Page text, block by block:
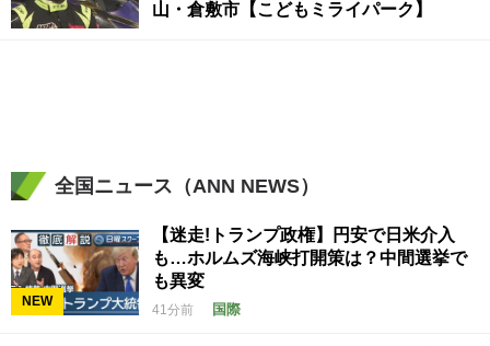
山・倉敷市【こどもミライパーク】
全国ニュース（ANN NEWS）
NEW
【迷走!トランプ政権】円安で日米介入
も…ホルムズ海峡打開策は？中間選挙で
も異変
41分前 国際